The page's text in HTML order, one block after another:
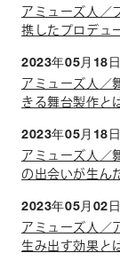
アミューズ人／
携したプロデュ
2023年05月18日
アミューズ人／
きる舞台製作と
2023年05月18日
アミューズ人／
の出会いが生ん
2023年05月02日
アミューズ人／
生み出す効果と